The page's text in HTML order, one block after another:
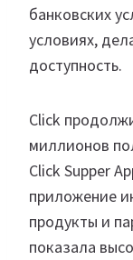
банковских
условиях,
доступность.
Click
миллионов
Click Supper
приложение
продукты и
показала